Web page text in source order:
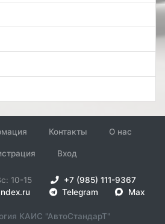
Контакты О нас
Вход
10-15
+7 (985) 111-9367
Telegram Max
КАИС "АвтоСтандарТ"